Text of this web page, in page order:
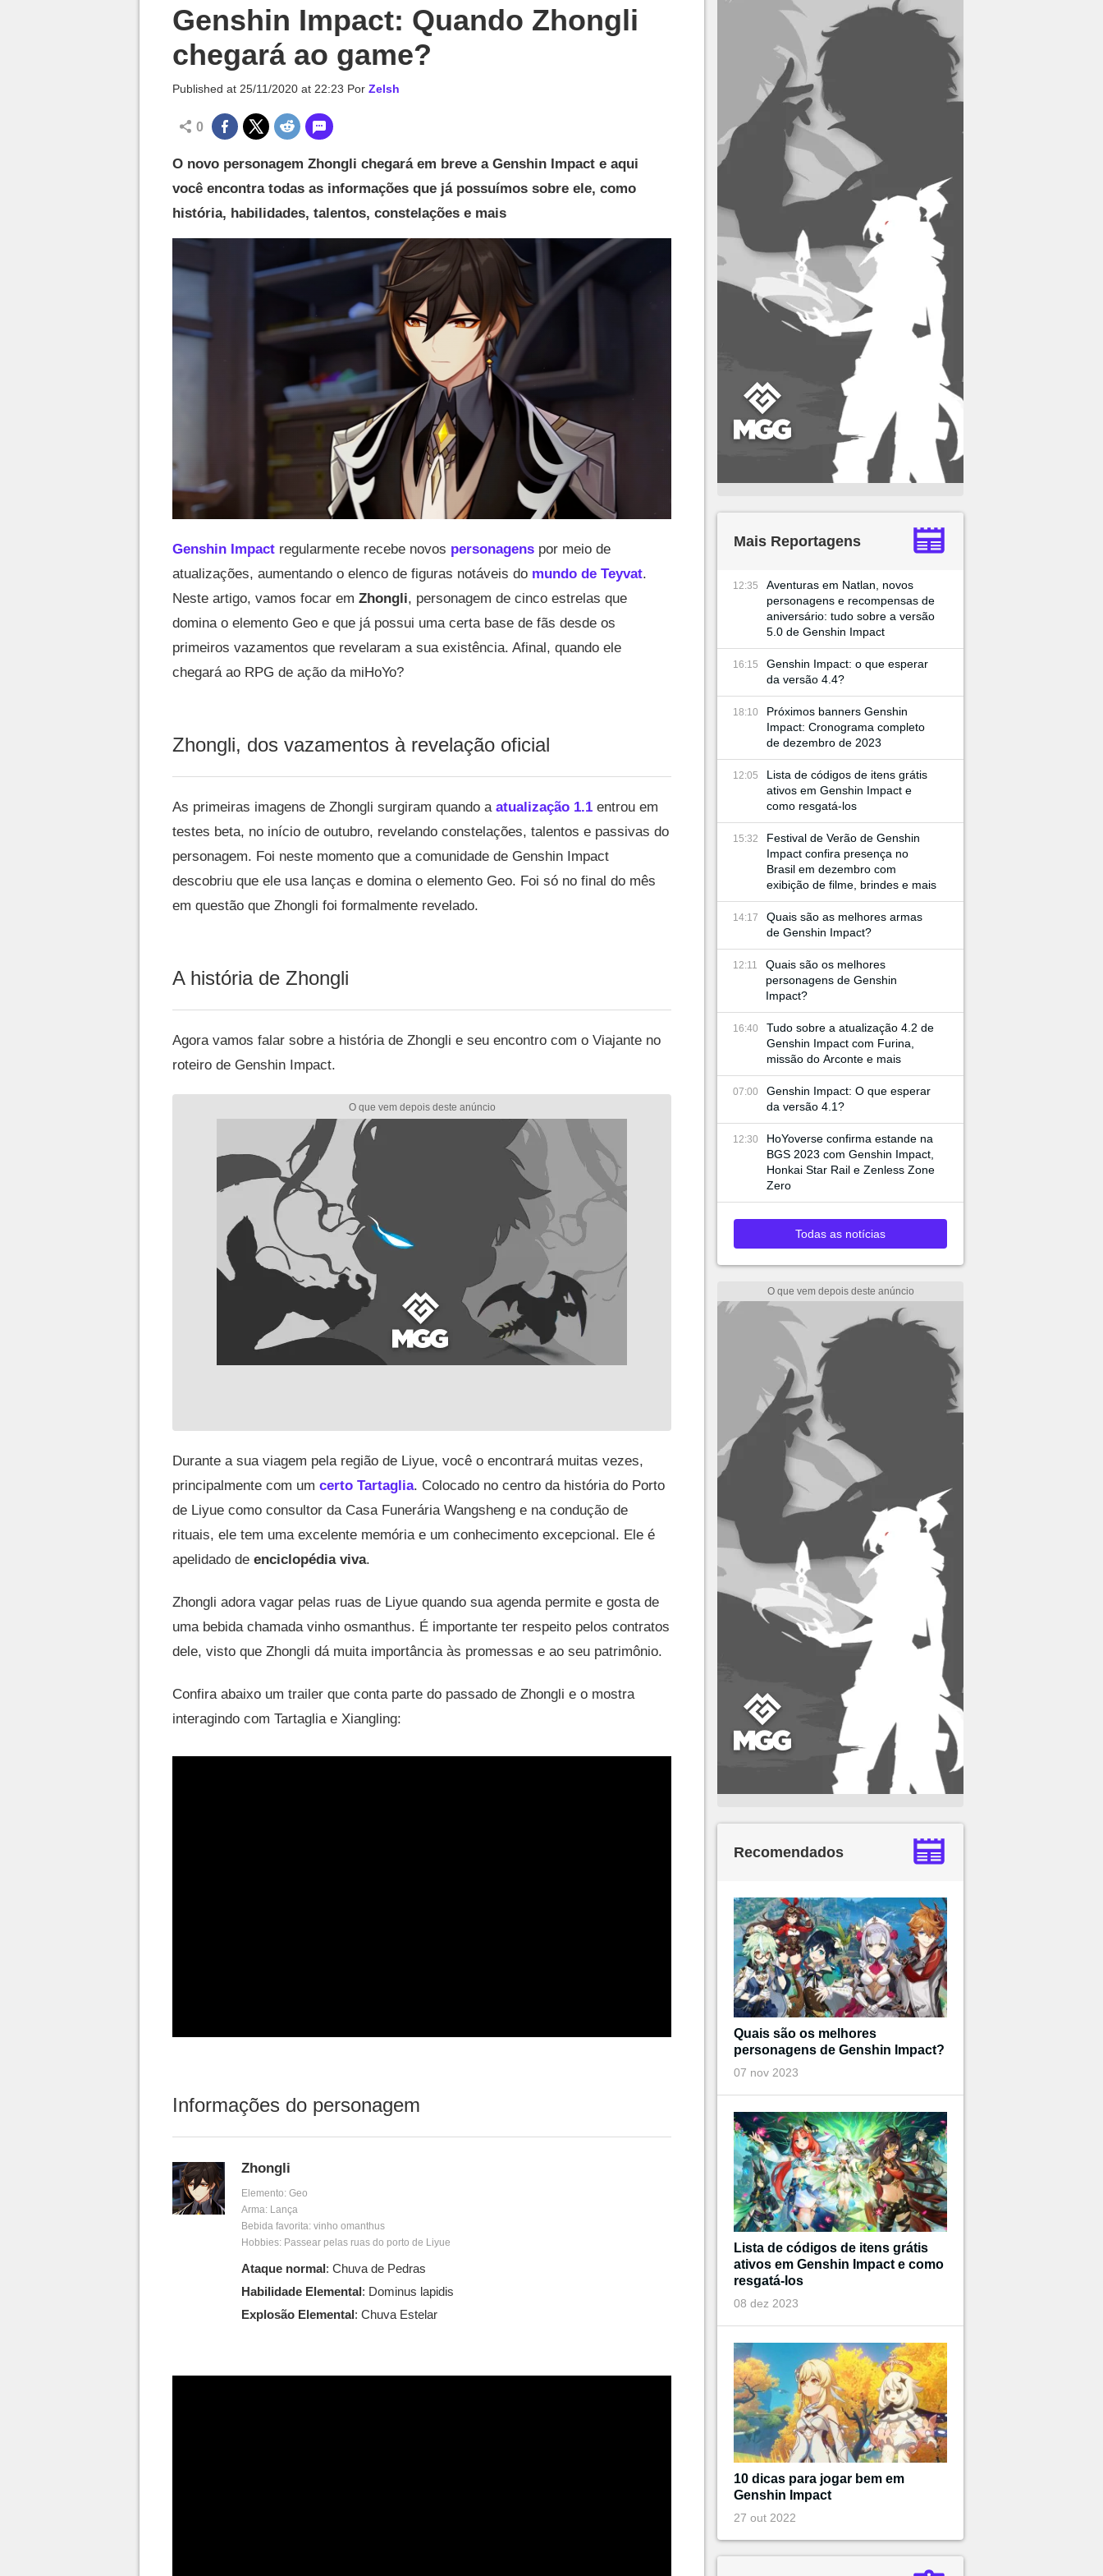
Genshin Impact: Quando Zhongli
chegará ao game?
Published at 25/11/2020 at 22:23 Por Zelsh
0
O novo personagem Zhongli chegará em breve a Genshin Impact e aqui
você encontra todas as informações que já possuímos sobre ele, como
história, habilidades, talentos, constelações e mais
Genshin Impact regularmente recebe novos personagens por meio de
atualizações, aumentando o elenco de figuras notáveis do mundo de Teyvat.
Neste artigo, vamos focar em Zhongli, personagem de cinco estrelas que
domina o elemento Geo e que já possui uma certa base de fãs desde os
primeiros vazamentos que revelaram a sua existência. Afinal, quando ele
chegará ao RPG de ação da miHoYo?
Zhongli, dos vazamentos à revelação oficial
As primeiras imagens de Zhongli surgiram quando a atualização 1.1 entrou em
testes beta, no início de outubro, revelando constelações, talentos e passivas do
personagem. Foi neste momento que a comunidade de Genshin Impact
descobriu que ele usa lanças e domina o elemento Geo. Foi só no final do mês
em questão que Zhongli foi formalmente revelado.
A história de Zhongli
Agora vamos falar sobre a história de Zhongli e seu encontro com o Viajante no
roteiro de Genshin Impact.
Durante a sua viagem pela região de Liyue, você o encontrará muitas vezes,
principalmente com um certo Tartaglia. Colocado no centro da história do Porto
de Liyue como consultor da Casa Funerária Wangsheng e na condução de
rituais, ele tem uma excelente memória e um conhecimento excepcional. Ele é
apelidado de enciclopédia viva.
Zhongli adora vagar pelas ruas de Liyue quando sua agenda permite e gosta de
uma bebida chamada vinho osmanthus. É importante ter respeito pelos contratos
dele, visto que Zhongli dá muita importância às promessas e ao seu patrimônio.
Confira abaixo um trailer que conta parte do passado de Zhongli e o mostra
interagindo com Tartaglia e Xiangling:
Informações do personagem
Zhongli
Elemento: Geo
Arma: Lança
Bebida favorita: vinho omanthus
Hobbies: Passear pelas ruas do porto de Liyue
Ataque normal: Chuva de Pedras
Habilidade Elemental: Dominus lapidis
Explosão Elemental: Chuva Estelar
Mais Reportagens
12:35
Aventuras em Natlan, novos
personagens e recompensas de
aniversário: tudo sobre a versão
5.0 de Genshin Impact
16:15
Genshin Impact: o que esperar
da versão 4.4?
18:10
Próximos banners Genshin
Impact: Cronograma completo
de dezembro de 2023
12:05
Lista de códigos de itens grátis
ativos em Genshin Impact e
como resgatá-los
15:32
Festival de Verão de Genshin
Impact confira presença no
Brasil em dezembro com
exibição de filme, brindes e mais
14:17
Quais são as melhores armas
de Genshin Impact?
12:11
Quais são os melhores
personagens de Genshin
Impact?
16:40
Tudo sobre a atualização 4.2 de
Genshin Impact com Furina,
missão do Arconte e mais
07:00
Genshin Impact: O que esperar
da versão 4.1?
12:30
HoYoverse confirma estande na
BGS 2023 com Genshin Impact,
Honkai Star Rail e Zenless Zone
Zero
Todas as notícias
Recomendados
Quais são os melhores
personagens de Genshin Impact?
07 nov 2023
Lista de códigos de itens grátis
ativos em Genshin Impact e como
resgatá-los
08 dez 2023
10 dicas para jogar bem em
Genshin Impact
27 out 2022